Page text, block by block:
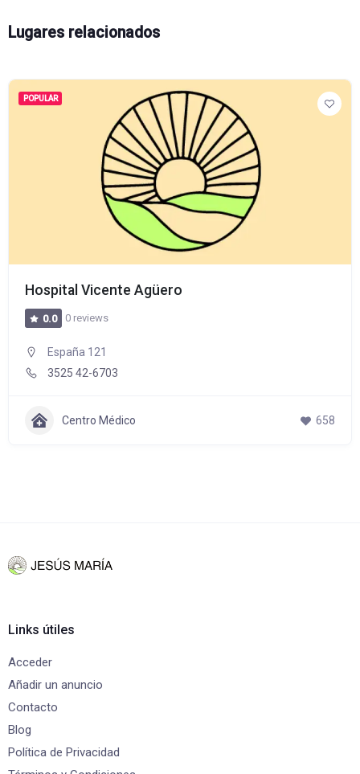
Lugares relacionados
POPULAR
Hospital Vicente Agüero
0.0 0 reviews
España 121
3525 42-6703
Centro Médico 658
Links útiles
Acceder
Añadir un anuncio
Contacto
Blog
Política de Privacidad